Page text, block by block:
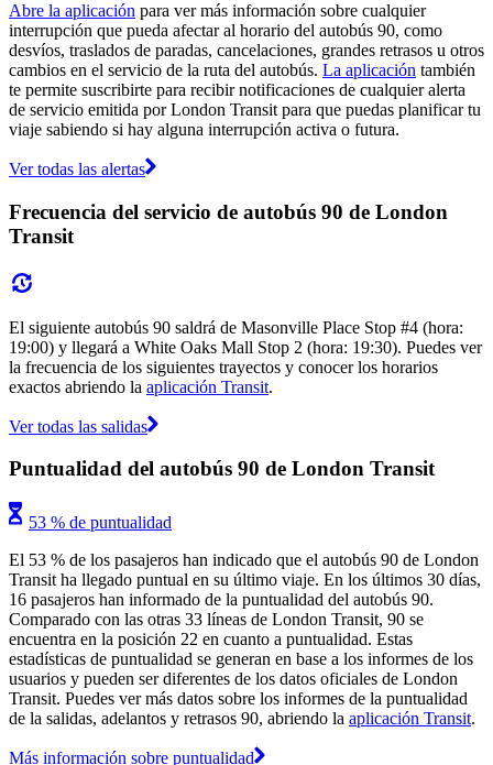
Abre la aplicación para ver más información sobre cualquier
interrupción que pueda afectar al horario del autobús 90, como
desvíos, traslados de paradas, cancelaciones, grandes retrasos u otros
cambios en el servicio de la ruta del autobús. La aplicación también
te permite suscribirte para recibir notificaciones de cualquier alerta
de servicio emitida por London Transit para que puedas planificar tu
viaje sabiendo si hay alguna interrupción activa o futura.
Ver todas las alertas
Frecuencia del servicio de autobús 90 de London
Transit
El siguiente autobús 90 saldrá de Masonville Place Stop #4 (hora:
19:00) y llegará a White Oaks Mall Stop 2 (hora: 19:30). Puedes ver
la frecuencia de los siguientes trayectos y conocer los horarios
exactos abriendo la aplicación Transit.
Ver todas las salidas
Puntualidad del autobús 90 de London Transit
53 % de puntualidad
El 53 % de los pasajeros han indicado que el autobús 90 de London
Transit ha llegado puntual en su último viaje. En los últimos 30 días,
16 pasajeros han informado de la puntualidad del autobús 90.
Comparado con las otras 33 líneas de London Transit, 90 se
encuentra en la posición 22 en cuanto a puntualidad. Estas
estadísticas de puntualidad se generan en base a los informes de los
usuarios y pueden ser diferentes de los datos oficiales de London
Transit. Puedes ver más datos sobre los informes de la puntualidad
de la salidas, adelantos y retrasos 90, abriendo la aplicación Transit.
Más información sobre puntualidad